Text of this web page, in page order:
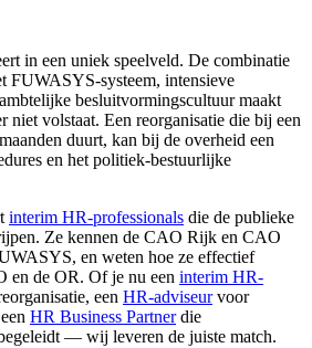
in een uniek speelveld. De combinatie
FUWASYS-systeem, intensieve
besluitvormingscultuur maakt
niet volstaat. Een reorganisatie die bij een
duurt, kan bij de overheid een
en het politiek-bestuurlijke
interim HR-professionals die de publieke
Ze kennen de CAO Rijk en CAO
en weten hoe ze effectief
en de OR. Of je nu een interim HR-
een HR-adviseurvoor
HR Business Partnerdie
— wij leveren de juiste match.